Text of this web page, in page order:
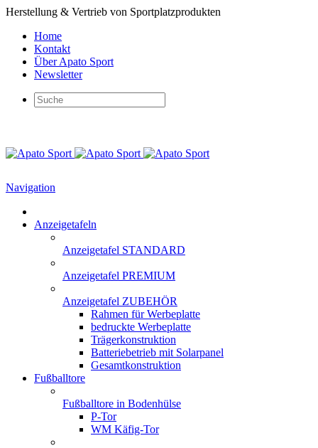
Herstellung & Vertrieb von Sportplatzprodukten
Home
Kontakt
Über Apato Sport
Newsletter
Navigation
Anzeigetafeln
Anzeigetafel STANDARD
Anzeigetafel PREMIUM
Anzeigetafel ZUBEHÖR
Rahmen für Werbeplatte
bedruckte Werbeplatte
Trägerkonstruktion
Batteriebetrieb mit Solarpanel
Gesamtkonstruktion
Fußballtore
Fußballtore in Bodenhülse
P-Tor
WM Käfig-Tor